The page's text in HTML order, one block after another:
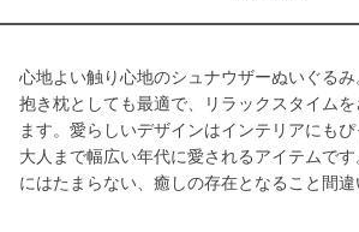
心地よい触り心地のシュナウザーぬいぐる
抱き枕としても最適で、リラックスタイム
ます。愛らしいデザインはインテリアにも
大人まで幅広い年代に愛されるアイテムで
にはたまらない、癒しの存在となること間違